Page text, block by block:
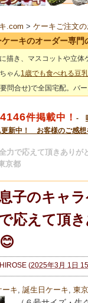
.com > ケーキご注文
ーキのオーダー専門
描き、マスコットや立体
ゃん1歳でも食べれる豆
問合せ)で全国宅配。バ
4146件掲載中！ -
新中！ お客様のご感想
力で応えて頂きあり
京都
子のキャ
応えて頂
(2025年3月 1日
ーキ 誕生日ケーキ 東